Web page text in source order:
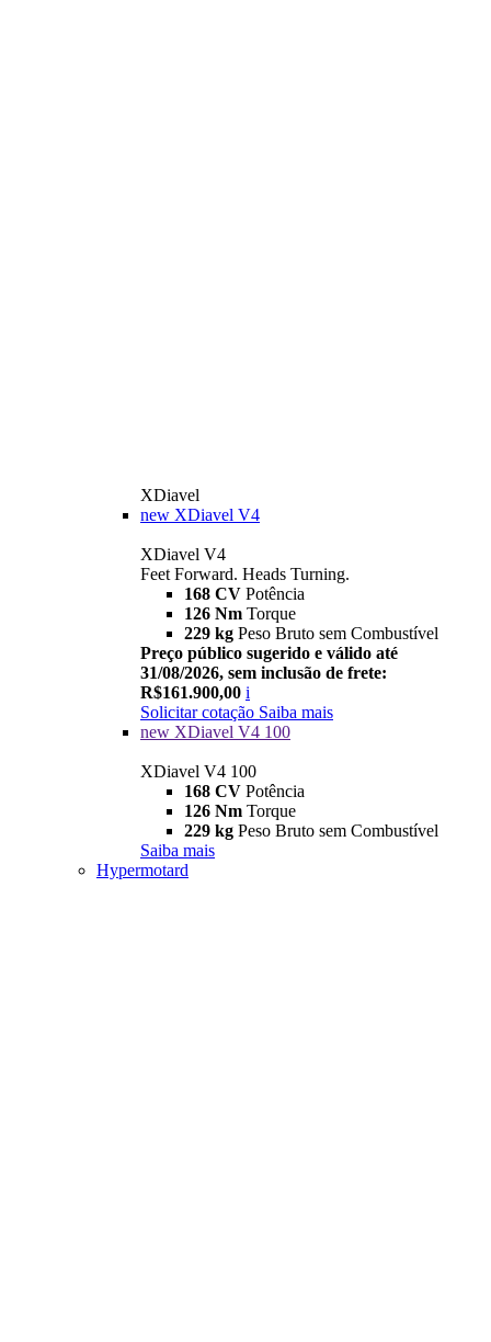
XDiavel
new XDiavel V4
XDiavel V4
Feet Forward. Heads Turning.
168 CV Potência
126 Nm Torque
229 kg Peso Bruto sem Combustível
Preço público sugerido e válido até
31/08/2026, sem inclusão de frete:
R$161.900,00 i
Solicitar cotação Saiba mais
new XDiavel V4 100
XDiavel V4 100
168 CV Potência
126 Nm Torque
229 kg Peso Bruto sem Combustível
Saiba mais
Hypermotard